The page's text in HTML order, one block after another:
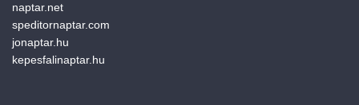
naptar.net
speditornaptar.com
jonaptar.hu
kepesfalinaptar.hu